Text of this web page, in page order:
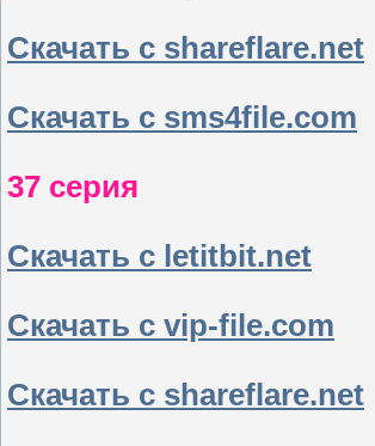
Скачать с shareflare.net
Скачать с sms4file.com
37 серия
Скачать с letitbit.net
Скачать с vip-file.com
Скачать с shareflare.net